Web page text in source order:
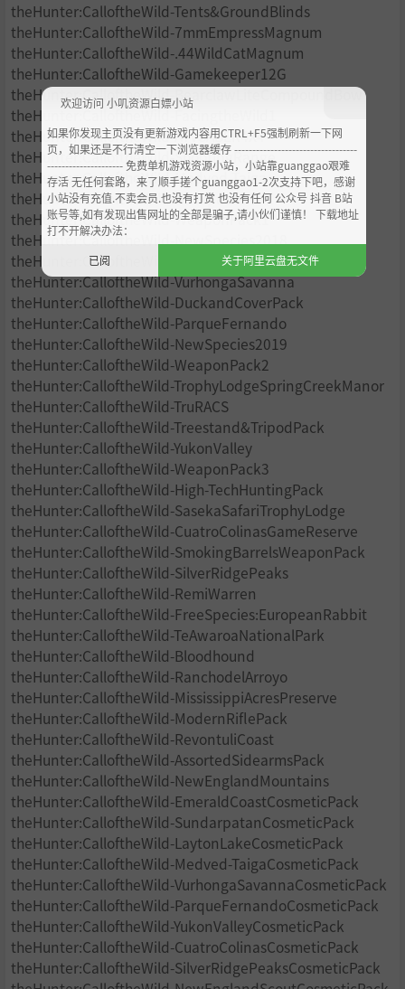
theHunter:CalloftheWild-Tents&GroundBlinds
theHunter:CalloftheWild-7mmEmpressMagnum
theHunter:CalloftheWild-.44WildCatMagnum
theHunter:CalloftheWild-Gamekeeper12G
theHunter:CalloftheWild-BearclawLiteCompoundBow
theHunter:CalloftheWild-FacingtheWild1
theHunter:CalloftheWild-ATVSABER4X4
theHunter:CalloftheWild-ShootingRange
theHunter:CalloftheWild-Medved-Taiga
theHunter:CalloftheWild-Backpacks
theHunter:CalloftheWild-WeaponPack1
theHunter:CalloftheWild-NewSpecies2018
theHunter:CalloftheWild-WildGooseChaseGear
theHunter:CalloftheWild-VurhongaSavanna
theHunter:CalloftheWild-DuckandCoverPack
theHunter:CalloftheWild-ParqueFernando
theHunter:CalloftheWild-NewSpecies2019
theHunter:CalloftheWild-WeaponPack2
theHunter:CalloftheWild-TrophyLodgeSpringCreekManor
theHunter:CalloftheWild-TruRACS
theHunter:CalloftheWild-Treestand&TripodPack
theHunter:CalloftheWild-YukonValley
theHunter:CalloftheWild-WeaponPack3
theHunter:CalloftheWild-High-TechHuntingPack
theHunter:CalloftheWild-SasekaSafariTrophyLodge
theHunter:CalloftheWild-CuatroColinasGameReserve
theHunter:CalloftheWild-SmokingBarrelsWeaponPack
theHunter:CalloftheWild-SilverRidgePeaks
theHunter:CalloftheWild-RemiWarren
theHunter:CalloftheWild-FreeSpecies:EuropeanRabbit
theHunter:CalloftheWild-TeAwaroaNationalPark
theHunter:CalloftheWild-Bloodhound
theHunter:CalloftheWild-RanchodelArroyo
theHunter:CalloftheWild-MississippiAcresPreserve
theHunter:CalloftheWild-ModernRiflePack
theHunter:CalloftheWild-RevontuliCoast
theHunter:CalloftheWild-AssortedSidearmsPack
theHunter:CalloftheWild-NewEnglandMountains
theHunter:CalloftheWild-EmeraldCoastCosmeticPack
theHunter:CalloftheWild-SundarpatanCosmeticPack
theHunter:CalloftheWild-LaytonLakeCosmeticPack
theHunter:CalloftheWild-Medved-TaigaCosmeticPack
theHunter:CalloftheWild-VurhongaSavannaCosmeticPack
theHunter:CalloftheWild-ParqueFernandoCosmeticPack
theHunter:CalloftheWild-YukonValleyCosmeticPack
theHunter:CalloftheWild-CuatroColinasCosmeticPack
theHunter:CalloftheWild-SilverRidgePeaksCosmeticPack
欢迎访问 小叽资源白嫖小站
如果你发现主页没有更新游戏内容用CTRL+F5强制刷新一下网
页，如果还是不行清空一下浏览器缓存 ----------------------------------
--------------------- 免费单机游戏资源小站，小站靠guanggao艰难
存活 无任何套路，来了顺手搓个guanggao1-2次支持下吧，感谢
小站没有充值.不卖会员.也没有打赏 也没有任何 公众号 抖音 B站
账号等,如有发现出售网址的全部是骗子,请小伙们谨慎！ 下载地址
打不开解决办法：
已阅
关于阿里云盘无文件